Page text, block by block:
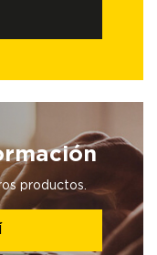
productos.